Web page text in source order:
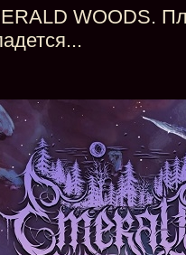
WOODS.